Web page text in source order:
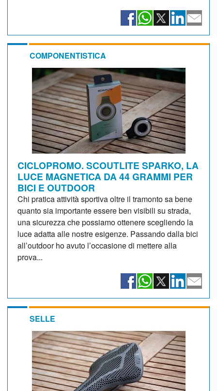
COMPONENTISTICA
CICLOPROMO. SCOUTLITE SPARKO, LA
LUCE MAGNETICA DA 44 GRAMMI PER
BICI E OUTDOOR
Chi pratica attività sportiva oltre il tramonto sa bene
quanto sia importante essere ben visibili su strada,
una sicurezza che possiamo ottenere scegliendo la
luce adatta alle nostre esigenze. Passando dalla bici
all’outdoor ho avuto l’occasione di mettere alla
prova...
SELLE